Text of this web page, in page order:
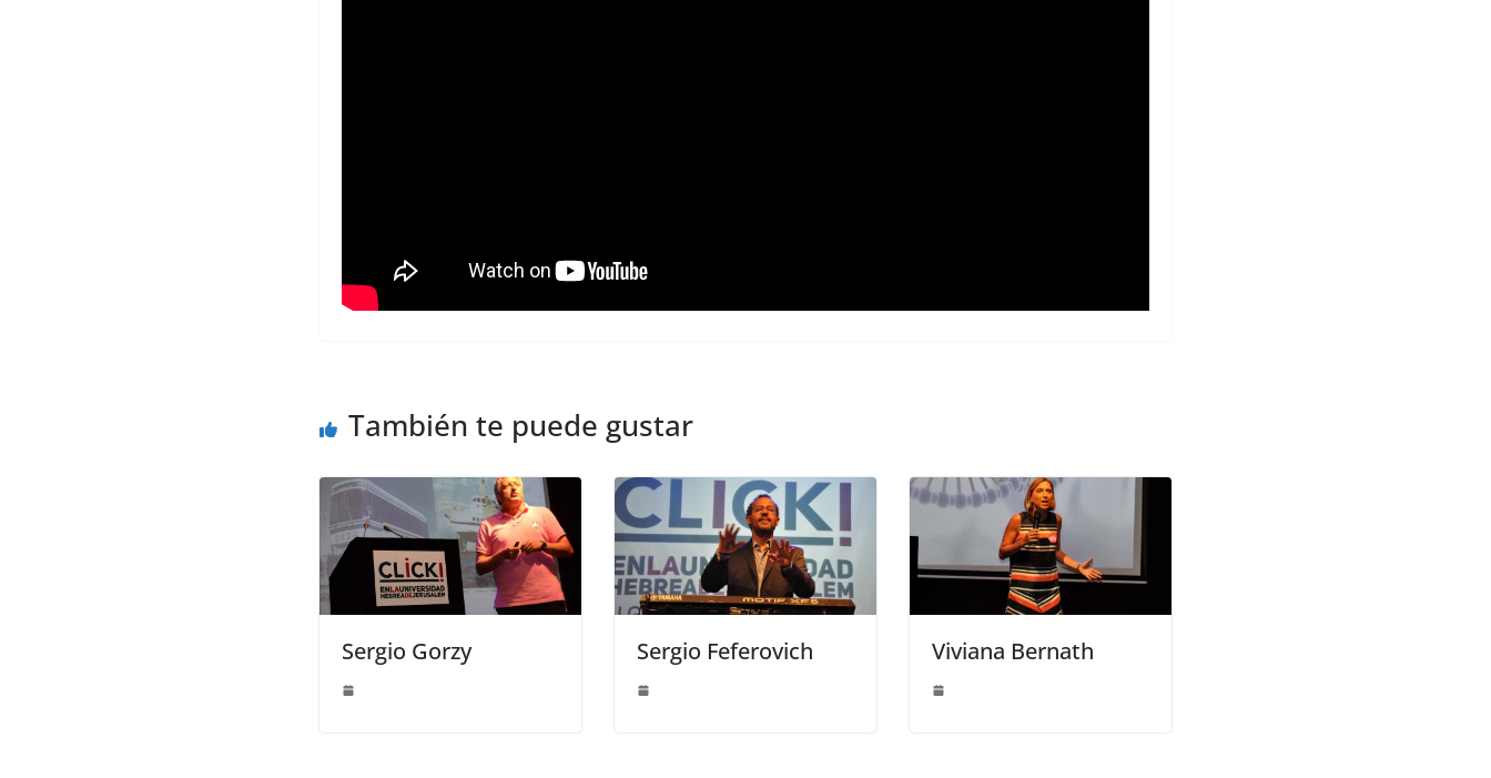
También te puede gustar
Sergio Gorzy Sergio Feferovich Viviana Bernath